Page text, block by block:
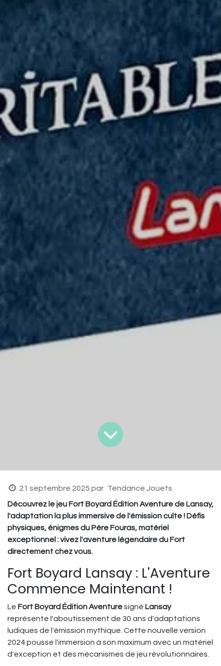
21 septembre 2025 par Tendance Jouets
Découvrez le jeu Fort Boyard Édition Aventure de Lansay,
l'adaptation la plus immersive de l'émission culte ! Défis
physiques, énigmes du Père Fouras, matériel
exceptionnel : vivez l'aventure légendaire du Fort
directement chez vous.
Fort Boyard Lansay : L'Aventure
Commence Maintenant !
Le Fort Boyard Édition Aventuresigné Lansay
représente l'aboutissement de 30 ans d'adaptations
ludiques de l'émission mythique. Cette nouvelle version
2024 pousse l'immersion à son maximum avec un matériel
d'exception et des mécanismes de jeu révolutionnaires.